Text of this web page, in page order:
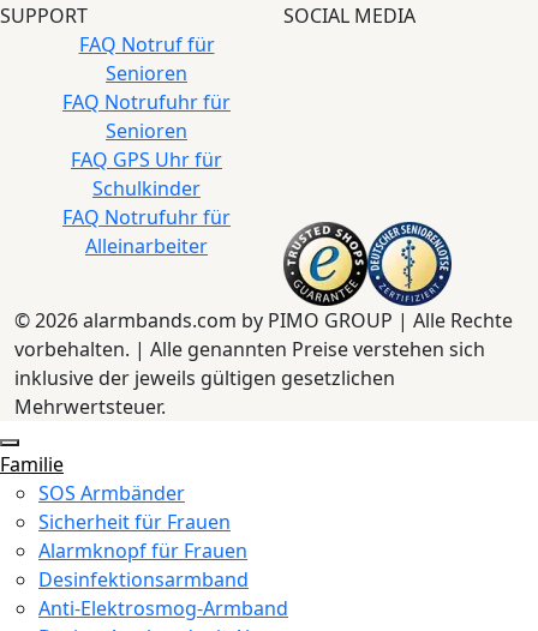
SUPPORT
FAQ Notruf für
Senioren
FAQ Notrufuhr für
Senioren
FAQ GPS Uhr für
Schulkinder
FAQ Notrufuhr für
Alleinarbeiter
SOCIAL MEDIA
© 2026 alarmbands.com by PIMO GROUP | Alle Rechte
vorbehalten. | Alle genannten Preise verstehen sich
inklusive der jeweils gültigen gesetzlichen
Mehrwertsteuer.
Familie
SOS Armbänder
Sicherheit für Frauen
Alarmknopf für Frauen
Desinfektionsarmband
Anti-Elektrosmog-Armband